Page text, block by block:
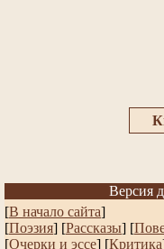
Версия
[В начало сайта]
[Поэзия] [Рассказы] [
[Очерки и эссе] [Критика